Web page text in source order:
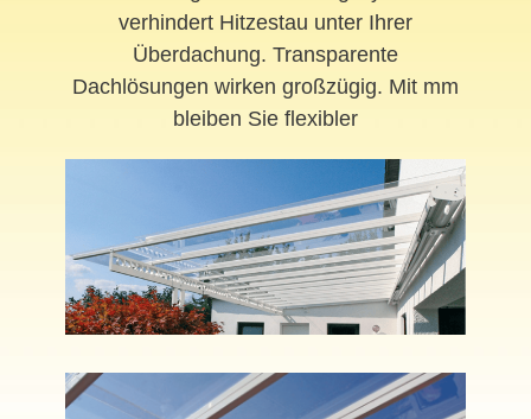
verhindert Hitzestau unter Ihrer
Überdachung. Transparente
Dachlösungen wirken großzügig. Mit mm
bleiben Sie flexibler